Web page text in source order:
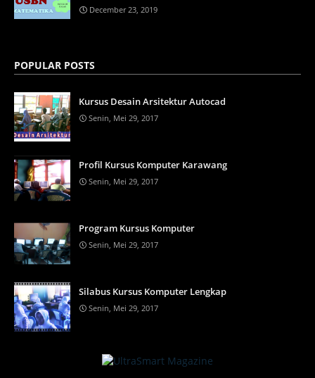
December 23, 2019
POPULAR POSTS
Kursus Desain Arsitektur Autocad
Senin, Mei 29, 2017
Profil Kursus Komputer Karawang
Senin, Mei 29, 2017
Program Kursus Komputer
Senin, Mei 29, 2017
Silabus Kursus Komputer Lengkap
Senin, Mei 29, 2017